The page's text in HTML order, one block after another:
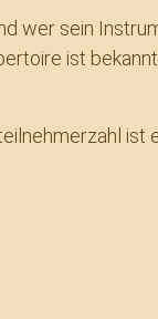
wer sein
ist
ist